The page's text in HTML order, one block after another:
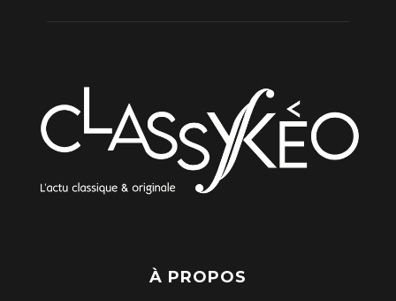
À PROPOS